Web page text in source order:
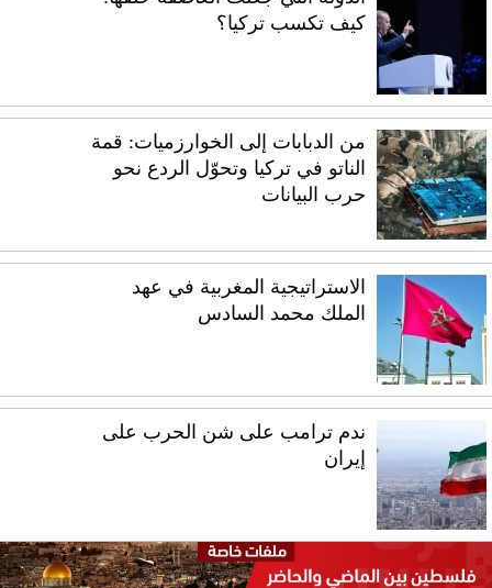
كيف تكسب تركيا؟
من الدبابات إلى الخوارزميات: قمة
الناتو في تركيا وتحوّل الردع نحو
حرب البيانات
الاستراتيجية المغربية في عهد
الملك محمد السادس
ندم ترامب على شن الحرب على
إيران